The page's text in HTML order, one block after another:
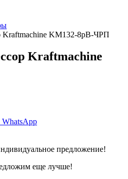
Kraftmaсhine KM132-8рВ-ЧРП
Kraftmaсhine
WhatsApp
предложение!
еще лучше!